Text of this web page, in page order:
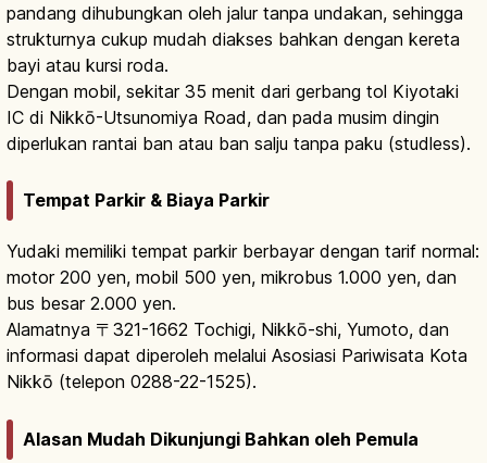
pandang dihubungkan oleh jalur tanpa undakan, sehingga
strukturnya cukup mudah diakses bahkan dengan kereta
bayi atau kursi roda.
Dengan mobil, sekitar 35 menit dari gerbang tol Kiyotaki
IC di Nikkō-Utsunomiya Road, dan pada musim dingin
diperlukan rantai ban atau ban salju tanpa paku (studless).
Tempat Parkir & Biaya Parkir
Yudaki memiliki tempat parkir berbayar dengan tarif normal:
motor 200 yen, mobil 500 yen, mikrobus 1.000 yen, dan
bus besar 2.000 yen.
Alamatnya 〒321-1662 Tochigi, Nikkō-shi, Yumoto, dan
informasi dapat diperoleh melalui Asosiasi Pariwisata Kota
Nikkō (telepon 0288-22-1525).
Alasan Mudah Dikunjungi Bahkan oleh Pemula